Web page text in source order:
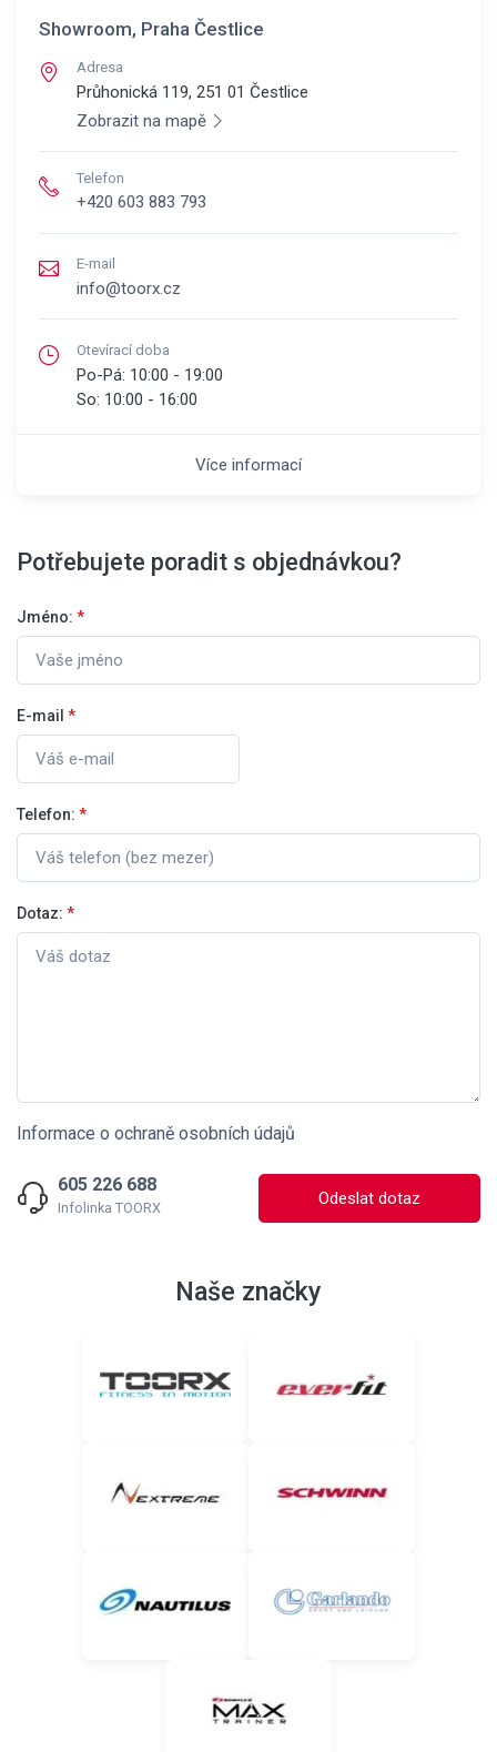
Showroom, Praha Čestlice
Adresa
Průhonická 119, 251 01 Čestlice
Zobrazit na mapě
Telefon
+420 603 883 793
E-mail
info@toorx.cz
Otevírací doba
Po-Pá: 10:00 - 19:00
So: 10:00 - 16:00
Více informací
Potřebujete poradit s objednávkou?
Jméno: *
E-mail *
Telefon: *
Dotaz: *
Informace o ochraně osobních údajů
605 226 688
Infolinka TOORX Odeslat dotaz
Naše značky